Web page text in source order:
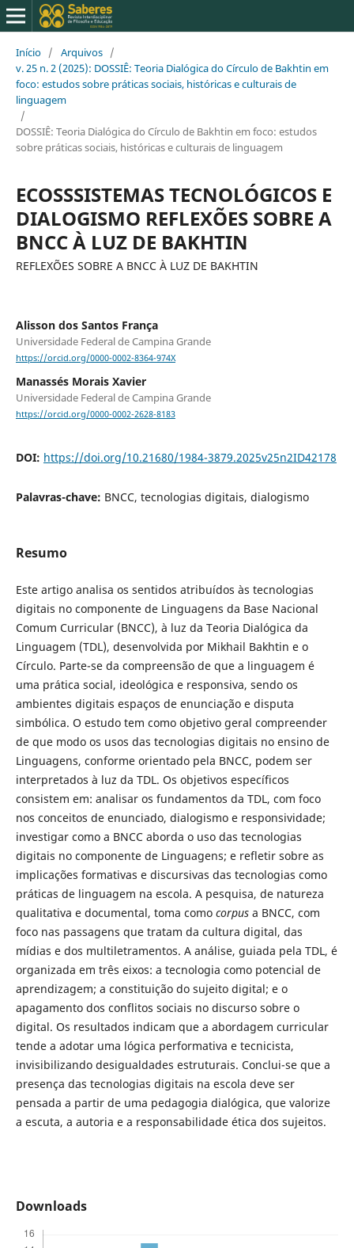
Início / Arquivos /
v. 25 n. 2 (2025): DOSSIÊ: Teoria Dialógica do Círculo de Bakhtin em
foco: estudos sobre práticas sociais, históricas e culturais de
linguagem
/
DOSSIÊ: Teoria Dialógica do Círculo de Bakhtin em foco: estudos
sobre práticas sociais, históricas e culturais de linguagem
ECOSSSISTEMAS TECNOLÓGICOS E
DIALOGISMO REFLEXÕES SOBRE A
BNCC À LUZ DE BAKHTIN
REFLEXÕES SOBRE A BNCC À LUZ DE BAKHTIN
Alisson dos Santos França
Universidade Federal de Campina Grande
https://orcid.org/0000-0002-8364-974X
Manassés Morais Xavier
Universidade Federal de Campina Grande
https://orcid.org/0000-0002-2628-8183
DOI: https://doi.org/10.21680/1984-3879.2025v25n2ID42178
Palavras-chave: BNCC, tecnologias digitais, dialogismo
Resumo
Este artigo analisa os sentidos atribuídos às tecnologias
digitais no componente de Linguagens da Base Nacional
Comum Curricular (BNCC), à luz da Teoria Dialógica da
Linguagem (TDL), desenvolvida por Mikhail Bakhtin e o
Círculo. Parte-se da compreensão de que a linguagem é
uma prática social, ideológica e responsiva, sendo os
ambientes digitais espaços de enunciação e disputa
simbólica. O estudo tem como objetivo geral compreender
de que modo os usos das tecnologias digitais no ensino de
Linguagens, conforme orientado pela BNCC, podem ser
interpretados à luz da TDL. Os objetivos específicos
consistem em: analisar os fundamentos da TDL, com foco
nos conceitos de enunciado, dialogismo e responsividade;
investigar como a BNCC aborda o uso das tecnologias
digitais no componente de Linguagens; e refletir sobre as
implicações formativas e discursivas das tecnologias como
práticas de linguagem na escola. A pesquisa, de natureza
qualitativa e documental, toma como corpusa BNCC, com
foco nas passagens que tratam da cultura digital, das
mídias e dos multiletramentos. A análise, guiada pela TDL, é
organizada em três eixos: a tecnologia como potencial de
aprendizagem; a constituição do sujeito digital; e o
apagamento dos conflitos sociais no discurso sobre o
digital. Os resultados indicam que a abordagem curricular
tende a adotar uma lógica performativa e tecnicista,
invisibilizando desigualdades estruturais. Conclui-se que a
presença das tecnologias digitais na escola deve ser
pensada a partir de uma pedagogia dialógica, que valorize
a escuta, a autoria e a responsabilidade ética dos sujeitos.
Downloads